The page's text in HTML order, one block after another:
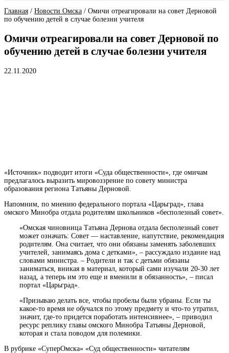
Главная / Новости Омска / Омичи отреагировали на совет Дерновой
по обучению детей в случае болезни учителя
Омичи отреагировали на совет Дерновой по
обучению детей в случае болезни учителя
22.11.2020
«Источник» подводит итоги «Суда общественности», где омичам
предлагалось выразить мировоззрение по совету министра
образования региона Татьяны Дерновой.
Напомним, по мнению федерального портала «Царьград», глава
омского Минобра отдала родителям школьников «бесполезный совет».
«Омская чиновница Татьяна Дернова отдала бесполезный совет
может означать: Совет — наставление, напутствие, рекомендация
родителям. Она считает, что они обязаны заменять заболевших
учителей, занимаясь дома с детками», – рассуждало издание над
словами министра. – Родители и так с детьми обязаны
заниматься, вникая в материал, который сами изучали 20-30 лет
назад, а теперь им это еще и вменили в обязанность», – писал
портал «Царьград».
«Призываю делать все, чтобы пробелы были убраны. Если ты
какое-то время не обучался по этому предмету и что-то утратил,
значит, где-то придется поработать интенсивнее», – приводил
ресурс реплику главы омского Минобра Татьяны Дерновой,
которая и стала поводом для полемики.
В рубрике «СуперОмска» «Суд общественности» читателям